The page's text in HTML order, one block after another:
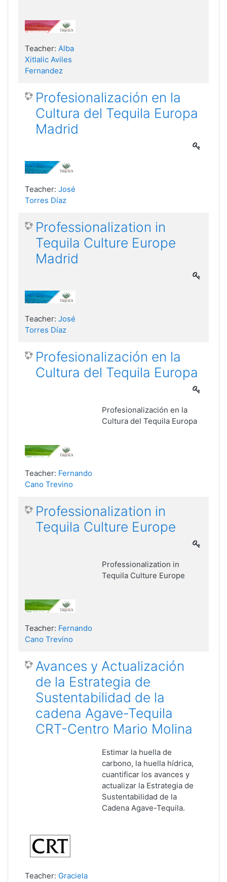
Teacher: Alba
Xitlalic Aviles
Fernandez
Profesionalización en la
Cultura del Tequila Europa
Madrid
Teacher: José
Torres Díaz
Professionalization in
Tequila Culture Europe
Madrid
Teacher: José
Torres Díaz
Profesionalización en la
Cultura del Tequila Europa
Profesionalización en la
Cultura del Tequila Europa
Teacher: Fernando
Cano Trevino
Professionalization in
Tequila Culture Europe
Professionalization in
Tequila Culture Europe
Teacher: Fernando
Cano Trevino
Avances y Actualización
de la Estrategia de
Sustentabilidad de la
cadena Agave-Tequila
CRT-Centro Mario Molina
Estimar la huella de
carbono, la huella hídrica,
cuantificar los avances y
actualizar la Estrategia de
Sustentabilidad de la
Cadena Agave-Tequila.
Teacher: Graciela